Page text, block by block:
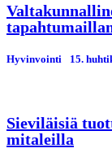
Hyvinvointi 15.
Sieviläisiä
mitaleilla